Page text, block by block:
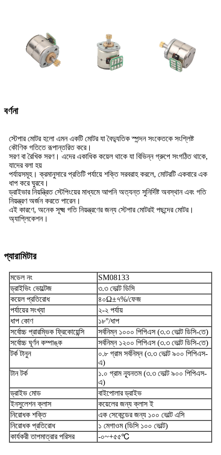
বর্ণনা
স্টেপার মোটর হলো এমন একটি মোটর যা বৈদ্যুতিক স্পন্দন সংকেতকে সংশ্লিষ্ট
কৌণিক গতিতে রূপান্তরিত করে।
সরণ বা রৈখিক সরণ। এদের একাধিক কয়েল থাকে যা বিভিন্ন গ্রুপে সংগঠিত থাকে,
যাদের বলা হয়
পর্যায়সমূহ। ক্রমানুসারে প্রতিটি পর্যায়ে শক্তি সরবরাহ করলে, মোটরটি একবারে এক
ধাপ করে ঘুরবে।
ড্রাইভার নিয়ন্ত্রিত স্টেপিংয়ের মাধ্যমে আপনি অত্যন্ত সুনির্দিষ্ট অবস্থান এবং গতি
নিয়ন্ত্রণ অর্জন করতে পারেন।
এই কারণে, অনেক সূক্ষ্ম গতি নিয়ন্ত্রণের জন্য স্টেপার মোটরই পছন্দের মোটর।
অ্যাপ্লিকেশন।
প্যারামিটার
মডেল নং
SM08133
ড্রাইভিং ভোল্টেজ
৩.৩ ভোল্ট ডিসি
কয়েল প্রতিরোধ
৪০Ω±৭%/ফেজ
পর্যায়ের সংখ্যা
২-২ পর্যায়
ধাপ কোণ
১৮°/ধাপ
সর্বোচ্চ প্রারম্ভিক ফ্রিকোয়েন্সি
সর্বনিম্ন ১০০০ পিপিএস (৩.৩ ভোল্ট ডিসি-তে)
সর্বোচ্চ ঘূর্ণন কম্পাঙ্ক
সর্বনিম্ন ১২০০ পিপিএস (৩.৩ ভোল্ট ডিসি-তে)
টর্ক টানুন
০.৮ গ্রাম সর্বনিম্ন (৩.৩ ভোল্ট ৯০০ পিপিএস-
এ)
টান টর্ক
১.০ গ্রাম ন্যূনতম (৩.৩ ভোল্ট ৯০০ পিপিএস-
এ)
ড্রাইভ মোড
বাইপোলার ড্রাইভ
ইনসুলেশন ক্লাস
কয়েলের জন্য ক্লাস ই
নিরোধক শক্তি
এক সেকেন্ডের জন্য ১০০ ভোল্ট এসি
নিরোধক প্রতিরোধ
১ মেগাওম (ডিসি ১০০ ভোল্ট)
কার্যকরী তাপমাত্রার পরিসর
-০~+৫৫℃